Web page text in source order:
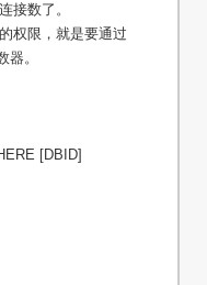
接数了。
权限，就是要通过
。
[DBID]